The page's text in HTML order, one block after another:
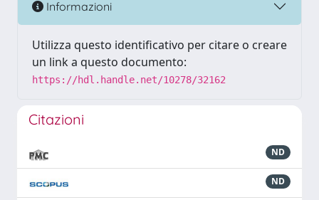
Informazioni
Utilizza questo identificativo per citare o creare
un link a questo documento:
https://hdl.handle.net/10278/32162
Citazioni
ND
ND